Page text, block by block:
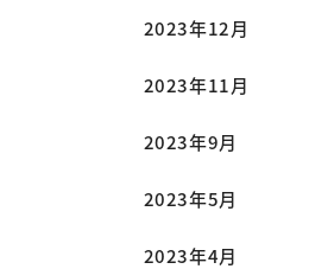
2023年12月
2023年11月
2023年9月
2023年5月
2023年4月